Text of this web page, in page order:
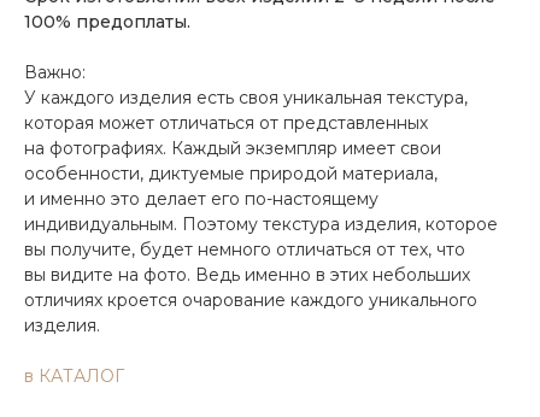
100% предоплаты.
Важно:
У каждого изделия есть своя уникальная текстура,
которая может отличаться от представленных
на фотографиях. Каждый экземпляр имеет свои
особенности, диктуемые природой материала,
и именно это делает его по-настоящему
индивидуальным. Поэтому текстура изделия, которое
вы получите, будет немного отличаться от тех, что
вы видите на фото. Ведь именно в этих небольших
отличиях кроется очарование каждого уникального
изделия.
в КАТАЛОГ